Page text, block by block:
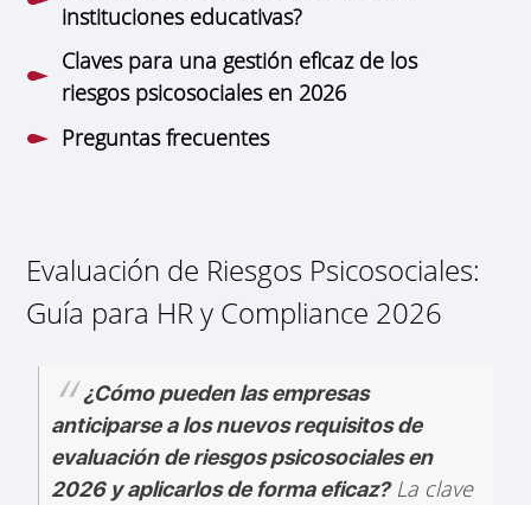
instituciones educativas?
Claves para una gestión eficaz de los
riesgos psicosociales en 2026
Preguntas frecuentes
Evaluación de Riesgos Psicosociales:
Guía para HR y Compliance 2026
¿Cómo pueden las empresas
anticiparse a los nuevos requisitos de
evaluación de riesgos psicosociales en
2026 y aplicarlos de forma eficaz?La clave